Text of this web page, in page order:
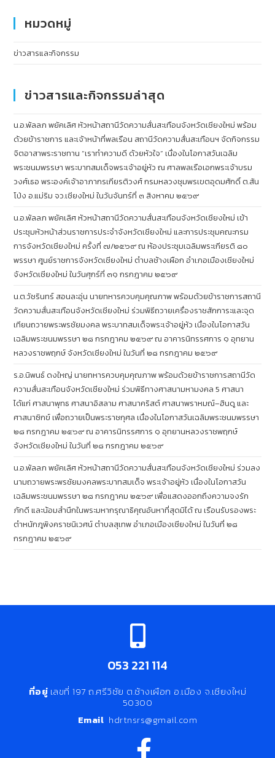
หมวดหมู่
ข่าวสารและกิจกรรม
ข่าวสารและกิจกรรมล่าสุด
น.อ.พัลลภ พยัคเลิศ หัวหน้าสถานีวัดความสั่นสะเทือนจังหวัดเชียงใหม่ พร้อม
ด้วยข้าราชการ และเจ้าหน้าที่พลเรือน สถานีวัดความสั่นสะเทือนฯ จัดกิจกรรม
จิตอาสาพระราชทาน “เราทำความดี ด้วยหัวใจ” เนื่องในโอกาสวันเฉลิม
พระชนมพรรษา พระบาทสมเด็จพระเจ้าอยู่หัว ณ ศาลพลเรือเอกพระเจ้าบรม
วงศ์เธอ พระองค์เจ้าอาภากรเกียรติวงศ์ กรมหลวงชุมพรเขตอุดมศักดิ์ ต.สัน
โป่ง อ.แม่ริม จว.เชียงใหม่ ในวันจันทร์ที่ ๓ สิงหาคม ๒๕๖๙
น.อ.พัลลภ พยัคเลิศ หัวหน้าสถานีวัดความสั่นสะเทือนจังหวัดเชียงใหม่ เข้า
ประชุมหัวหน้าส่วนราชการประจำจังหวัดเชียงใหม่ และการประชุมคณะกรม
การจังหวัดเชียงใหม่ ครั้งที่ ๗/๒๕๖๙ ณ ห้องประชุมเฉลิมพระเกียรติ ๘๐
พรรษา ศูนย์ราชการจังหวัดเชียงใหม่ ตำบลช้างเผือก อำเภอเมืองเชียงใหม่
จังหวัดเชียงใหม่ ในวันศุกร์ที่ ๓๑ กรกฎาคม ๒๕๖๙
น.ต.วัชรินทร์ สอนละอุ่น นายทหารควบคุมคุณภาพ พร้อมด้วยข้าราชการสถานี
วัดความสั่นสะเทือนจังหวัดเชียงใหม่ ร่วมพิธีถวายเครื่องราชสักการะและจุด
เทียนถวายพระพรชัยมงคล พระบาทสมเด็จพระเจ้าอยู่หัว เนื่องในโอกาสวัน
เฉลิมพระชนมพรรษา ๒๘ กรกฎาคม ๒๕๖๙ ณ อาคารนิทรรศการ ๑ อุทยาน
หลวงราชพฤกษ์ จังหวัดเชียงใหม่ ในวันที่ ๒๘ กรกฎาคม ๒๕๖๙
ร.อ.นิพนธ์ ดงใหญ่ นายทหารควบคุมคุณภาพ พร้อมด้วยข้าราชการสถานีวัด
ความสั่นสะเทือนจังหวัดเชียงใหม่ ร่วมพิธีทางศาสนามหามงคล 5 ศาสนา
ได้แก่ ศาสนาพุทธ ศาสนาอิสลาม ศาสนาคริสต์ ศาสนาพราหมณ์–ฮินดู และ
ศาสนาซิกข์ เพื่อถวายเป็นพระราชกุศล เนื่องในโอกาสวันเฉลิมพระชนมพรรษา
๒๘ กรกฎาคม ๒๕๖๙ ณ อาคารนิทรรศการ ๑ อุทยานหลวงราชพฤกษ์
จังหวัดเชียงใหม่ ในวันที่ ๒๘ กรกฎาคม ๒๕๖๙
น.อ.พัลลภ พยัคเลิศ หัวหน้าสถานีวัดความสั่นสะเทือนจังหวัดเชียงใหม่ ร่วมลง
นามถวายพระพรชัยมงคลพระบาทสมเด็จ พระเจ้าอยู่หัว เนื่องในโอกาสวัน
เฉลิมพระชนมพรรษา ๒๘ กรกฎาคม ๒๕๖๙ เพื่อแสดงออกถึงความจงรัก
ภักดี และน้อมสำนึกในพระมหากรุณาธิคุณอันหาที่สุดมิได้ ณ เรือนรับรองพระ
ตำหนักภูพิงคราชนิเวศน์ ตำบลสุเทพ อำเภอเมืองเชียงใหม่ ในวันที่ ๒๘
กรกฎาคม ๒๕๖๙
053 221 114
ที่อยู่ เลขที่ 197 ถ.ศรีวิชัย ต.ช้างเผือก อ.เมือง จ.เชียงใหม่
50300
Email hdrtnsrs@gmail.com